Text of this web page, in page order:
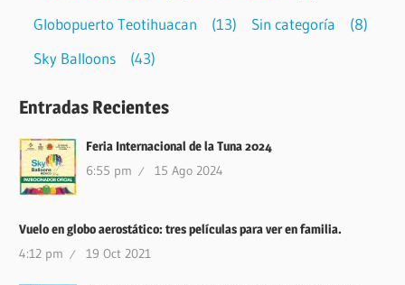
Globopuerto Teotihuacan
(13) Sin categoría
(8)
Sky Balloons
(43)
Entradas Recientes
Feria Internacional de la Tuna 2024
6:55 pm 15 Ago 2024
Vuelo en globo aerostático: tres películas para ver en familia.
4:12 pm 19 Oct 2021